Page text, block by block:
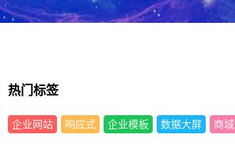
热门标签
企业网站 响应式 企业模板 数据大屏 商城